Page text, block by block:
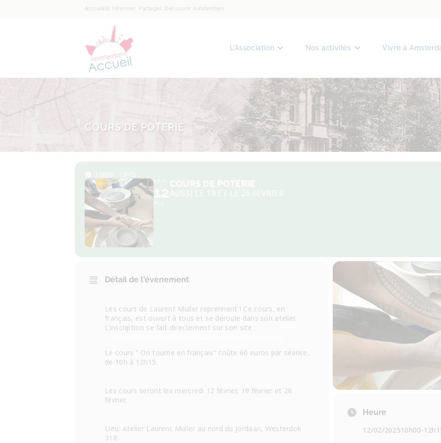
Accueillir, Informer, Partager, Découvrir Amsterdam
L’Association Nos activités Vivre à
COURS DE POTERIE
Détail de l'évènement
Les cours de Laurent Muller reprennent ! Ce cours, en
français, est ouvert à tous et se déroule dans son atelier.
L’inscription se fait directement sur son site :
.
Le cours ” On tourne en français” coûte 60 euros par séance,
de 10h à 12h15.
Les cours seront les mercredi 12 février, 19 février et 26
février.
Lieu: Atelier Laurent Muller au nord du Jordaan, Westerdok
318.
Heure
12/02/202510h00-